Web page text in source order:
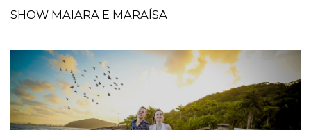
SHOW MAIARA E MARAÍSA